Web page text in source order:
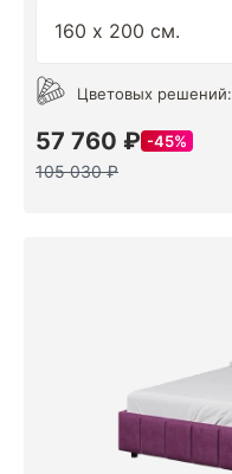
Цветовых решений:
57 760 ₽ 45%
105 030 ₽